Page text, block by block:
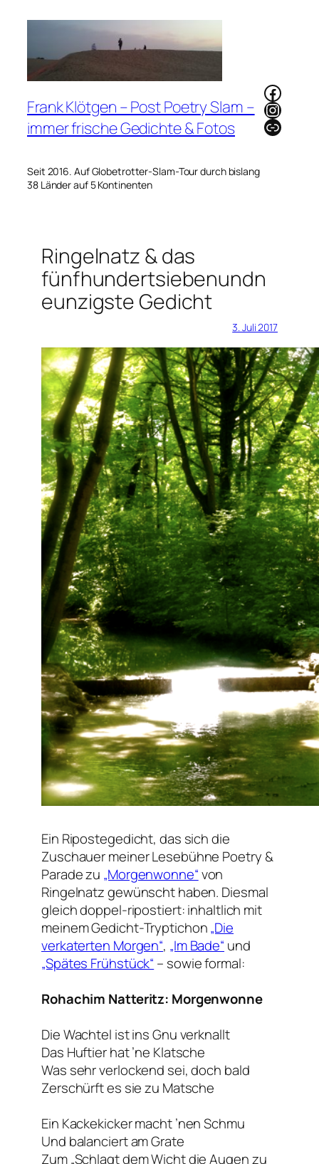
Frank Klötgen – Post Poetry Slam –
immer frische Gedichte & Fotos
Seit 2016. Auf Globetrotter-Slam-Tour durch bislang
38 Länder auf 5 Kontinenten
Link
Ringelnatz & das
fünfhundertsiebenundn
eunzigste Gedicht
3. Juli 2017
Ein Ripostegedicht, das sich die
Zuschauer meiner Lesebühne Poetry &
Parade zu „Morgenwonne“von
Ringelnatz gewünscht haben. Diesmal
gleich doppel-ripostiert: inhaltlich mit
meinem Gedicht-Tryptichon„Die
verkaterten Morgen“, „Im Bade“ und
„Spätes Frühstück“ – sowie formal:
Rohachim Natteritz: Morgenwonne
Die Wachtel ist ins Gnu verknallt
Das Huftier hat ’ne Klatsche
Was sehr verlockend sei, doch bald
Zerschürft es sie zu Matsche
Ein Kackekicker macht ’nen Schmu
Und balanciert am Grate
Zum „Schlagt dem Wicht die Augen zu